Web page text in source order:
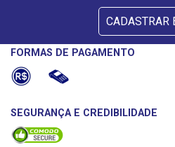
CADASTRAR
FORMAS DE PAGAMENTO
SEGURANÇA E CREDIBILIDADE